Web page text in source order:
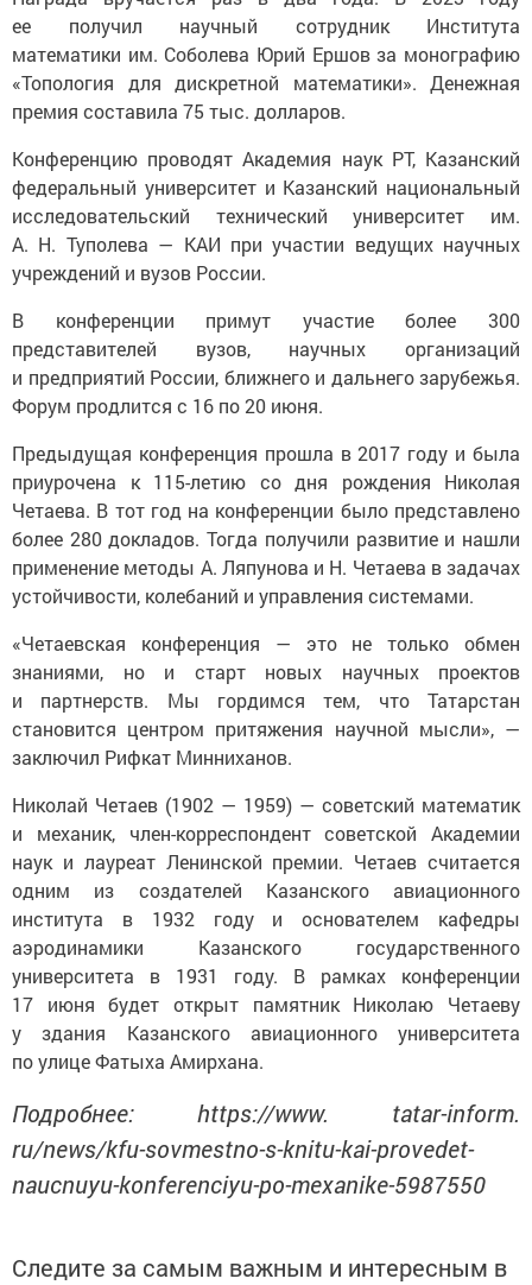
ее получил научный сотрудник Института
математики им. Соболева Юрий Ершов за монографию
«Топология для дискретной математики». Денежная
премия составила 75 тыс. долларов.
Конференцию проводят Академия наук РТ, Казанский
федеральный университет и Казанский национальный
исследовательский технический университет им.
А. Н. Туполева — КАИ при участии ведущих научных
учреждений и вузов России.
В конференции примут участие более 300
представителей вузов, научных организаций
и предприятий России, ближнего и дальнего зарубежья.
Форум продлится с 16 по 20 июня.
Предыдущая конференция прошла в 2017 году и была
приурочена к 115-летию со дня рождения Николая
Четаева. В тот год на конференции было представлено
более 280 докладов. Тогда получили развитие и нашли
применение методы А. Ляпунова и Н. Четаева в задачах
устойчивости, колебаний и управления системами.
«Четаевская конференция — это не только обмен
знаниями, но и старт новых научных проектов
и партнерств. Мы гордимся тем, что Татарстан
становится центром притяжения научной мысли», —
заключил Рифкат Минниханов.
Николай Четаев (1902 — 1959) — советский математик
и механик, член-корреспондент советской Академии
наук и лауреат Ленинской премии. Четаев считается
одним из создателей Казанского авиационного
института в 1932 году и основателем кафедры
аэродинамики Казанского государственного
университета в 1931 году. В рамках конференции
17 июня будет открыт памятник Николаю Четаеву
у здания Казанского авиационного университета
по улице Фатыха Амирхана.
Подробнее: https://www. tatar-inform.
ru/news/kfu-sovmestno-s-knitu-kai-provedet-
naucnuyu-konferenciyu-po-mexanike-5987550
Следите за самым важным и интересным в